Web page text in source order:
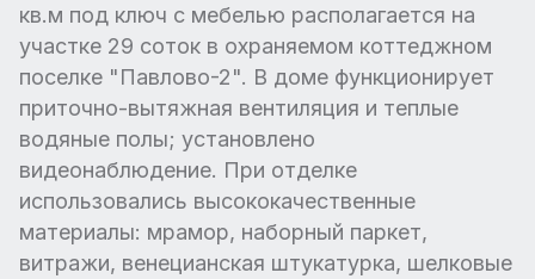
кв.м под ключ с мебелью располагается на
участке 29 соток в охраняемом коттеджном
поселке "Павлово-2". В доме функционирует
приточно-вытяжная вентиляция и теплые
водяные полы; установлено
видеонаблюдение. При отделке
использовались высококачественные
материалы: мрамор, наборный паркет,
витражи, венецианская штукатурка, шелковые